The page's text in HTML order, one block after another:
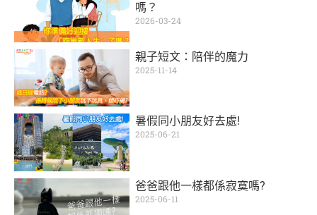
嗎？
2026-03-24
親子短文：陪伴的魔力
2025-11-14
暑假同小朋友好去處!
2025-06-21
爸爸跟他一樣都係寂寞嗎?
2025-06-11